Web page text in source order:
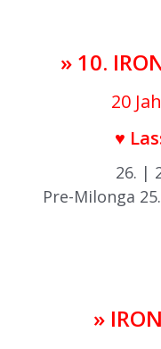
» 10.
20
♥
26. |
Pre-Milonga
»